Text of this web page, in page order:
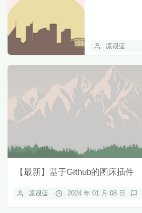
凛晟蓝
【最新】基于Github的图床插件
凛晟蓝 2024 年 01 月 08 日